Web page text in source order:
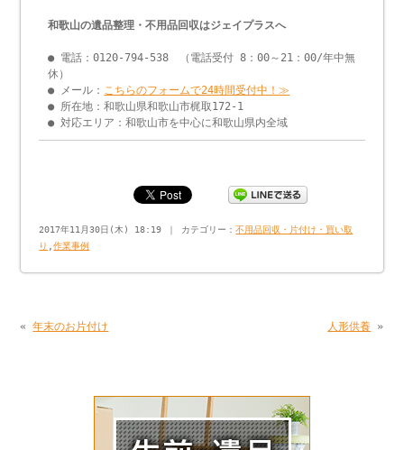
和歌山の遺品整理・不用品回収はジェイプラスへ
● 電話：0120-794-538 （電話受付 8：00～21：00/年中無
休）
● メール： こちらのフォームで24時間受付中！≫
● 所在地：和歌山県和歌山市梶取172-1
● 対応エリア：和歌山市を中心に和歌山県内全域
2017年11月30日(木) 18:19 ｜ カテゴリー：不用品回収・片付け・買い取
り
,作業事例
«年末のお片付け 人形供養 »